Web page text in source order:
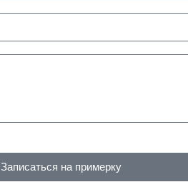
Записаться на примерку